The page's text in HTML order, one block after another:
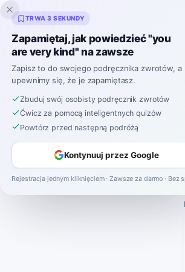
Inklingo
TRWA 3 SEKUNDY
Zapamiętaj, jak powiedzieć "you
are very kind" na zawsze
Zapisz to do swojego podręcznika zwrotów, a
upewnimy się, że je zapamiętasz.
Zbuduj swój osobisty podręcznik zwrotów
Ćwicz za pomocą inteligentnych quizów
Powtórz przed następną podróżą
Kontynuuj przez Google
Rejestracja jednym kliknięciem · Zawsze za darmo · Bez